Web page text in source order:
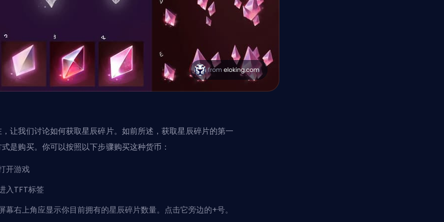
让我们讨论如何获取星辰碎片。如前所述，获取星辰碎片的第一
是购买。你可以按照以下步骤购买这种货币：
开游戏
入TFT标签
幕右上角应显示你目前拥有的星辰碎片数量。点击它旁边的+号。